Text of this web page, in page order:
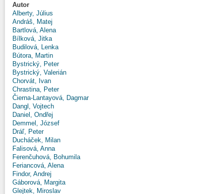
Autor
Alberty, Július
Andráš, Matej
Bartlová, Alena
Bílková, Jitka
Budilová, Lenka
Bútora, Martin
Bystrický, Peter
Bystrický, Valerián
Chorvát, Ivan
Chrastina, Peter
Čierna-Lantayová, Dagmar
Dangl, Vojtech
Daniel, Ondřej
Demmel, József
Dráľ, Peter
Ducháček, Milan
Falisová, Anna
Ferenčuhová, Bohumila
Feriancová, Alena
Findor, Andrej
Gáborová, Margita
Glejtek, Miroslav